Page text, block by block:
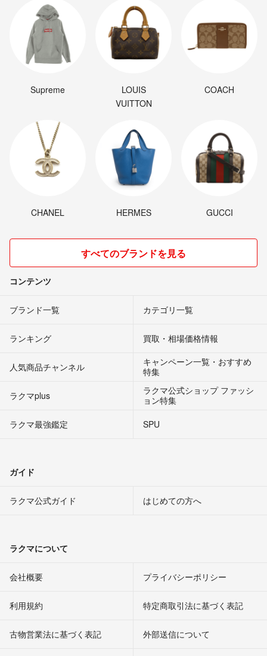
Supreme
LOUIS
VUITTON
COACH
CHANEL HERMES GUCCI
すべてのブランドを見る
コンテンツ
ブランド一覧 カテゴリ一覧
ランキング 買取・相場価格情報
人気商品チャンネル
キャンペーン一覧・おすすめ
特集
ラクマplus
ラクマ公式ショップ ファッシ
ョン特集
ラクマ最強鑑定
SPU
ガイド
ラクマ公式ガイド はじめての方へ
ラクマについて
会社概要 プライバシーポリシー
利用規約 特定商取引法に基づく表記
古物営業法に基づく表記 外部送信について